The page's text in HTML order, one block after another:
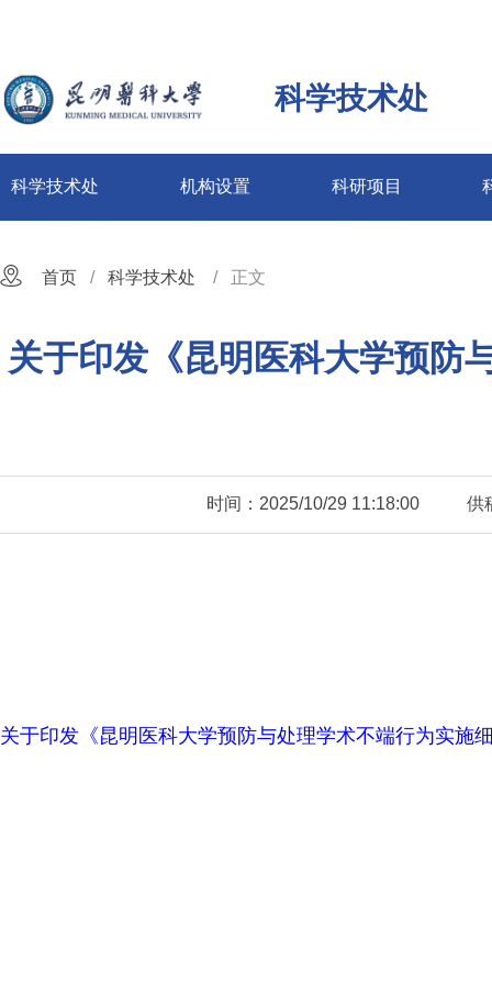
科学技术处
科学技术处 机构设置 科研项目
首页 科学技术处 正文
关于印发《昆明医科大学预防
时间：2025/10/29 11:18:00 供
关于印发《昆明医科大学预防与处理学术不端行为实施